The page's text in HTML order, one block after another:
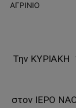
ΑΓΡΙΝΙΟ
Την ΚΥΡΙΑΚΗ
στον ΙΕΡΟ